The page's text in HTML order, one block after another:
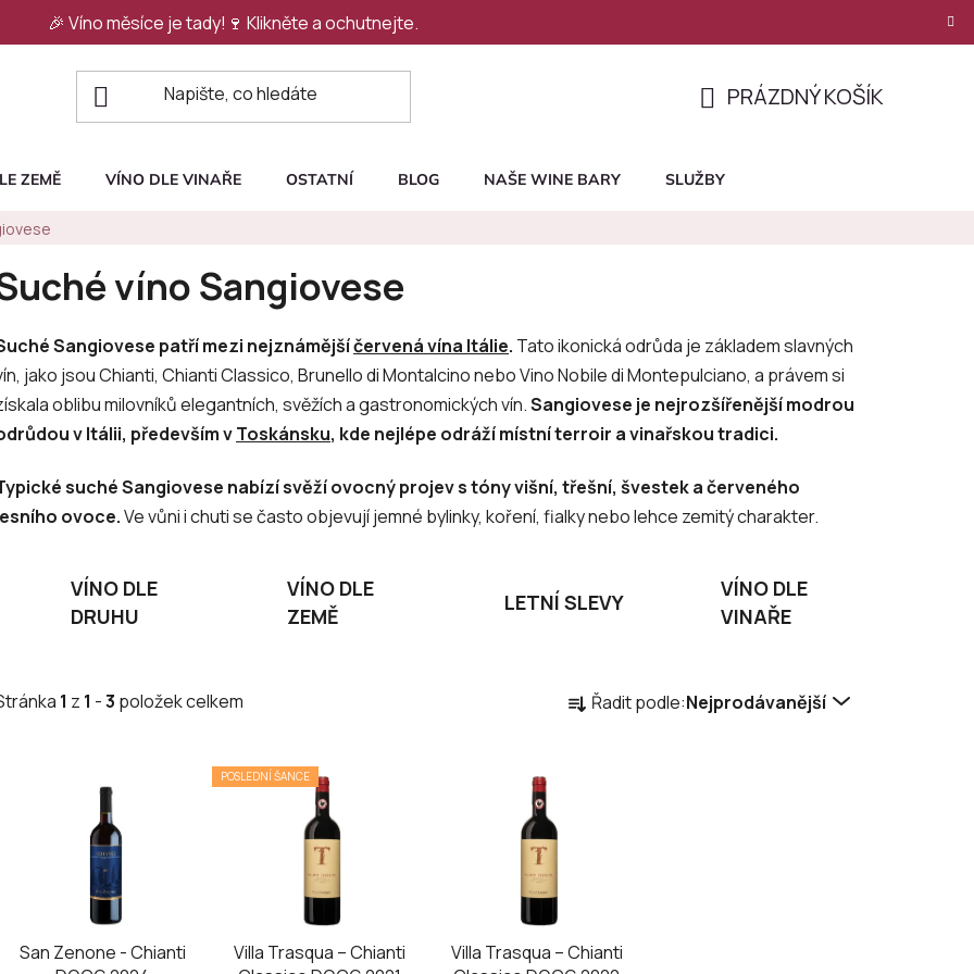
🎉 Víno měsíce je tady!🍷 Klikněte a ochutnejte.
KOŠÍK
PRÁZDNÝ KOŠÍK
ZEMĚ VÍNO DLE VINAŘE OSTATNÍ BLOG NAŠE WINE BARY SLUŽBY
víno Sangiovese
Sangiovese patří mezi nejznámějšíčervená vína Itálie. Tato ikonická odrůda je základem slavných
jako jsou Chianti, Chianti Classico, Brunello di Montalcino nebo Vino Nobile di Montepulciano, a právem si
oblibu milovníků elegantních, svěžích a gastronomických vín.Sangiovese je nejrozšířenější modrou
v Itálii, především vToskánsku, kde nejlépe odráží místní terroir a vinařskou tradici.
suché Sangiovese nabízí svěží ovocný projev s tóny višní, třešní, švestek a červeného
ovoce.Ve vůni i chuti se často objevují jemné bylinky, koření, fialky nebo lehce zemitý charakter.
VÍNO DLE
DRUHU
VÍNO DLE
ZEMĚ
LETNÍ SLEVY
VÍNO DLE
VINAŘE
1 z 1 -3 položek celkem a
d
Řadit podle:Nejprodávanější
San Zenone - Chianti
POSLEDNÍ ŠANCE
Villa Trasqua – Chianti
Villa Trasqua – Chianti